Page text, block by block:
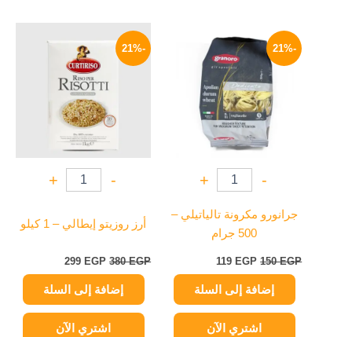
-21%
-
+
جرانورو مكرونة تالياتيلي –
500 جرام
150EGP
الأصلي
هو:
119 EGP
الحالي
هو:
119 EGP.
إضافة إلى السلة
اشتري الآن
-21%
-
+
أرز روزيتو إيطالي – 1 كيلو
380EGP
380 EGP.
299 EGP
الحالي
إضافة إلى السلة
اشتري الآن